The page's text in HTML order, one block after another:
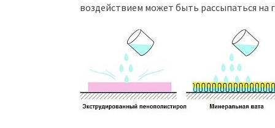
воздействием может быть рассыпаться на